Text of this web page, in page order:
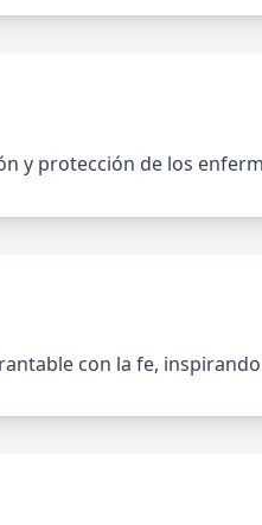
y protección de los
con la fe,